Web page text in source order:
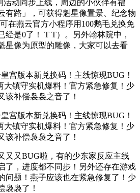
活动同步上线，周边的小伙伴有福
有路」，可获得魁星像置景、纪念物
在燕云官方小程序用100鹅毛兑换免
经是0了！ T T）。另外翰林院中，
星像为原型的雕像，大家可以去看
又又BUG啦，有的少东家反应主线
了，进度都不同步！另外还存在游戏
问题！燕子应该也在紧急修复了！少
袅袅了！